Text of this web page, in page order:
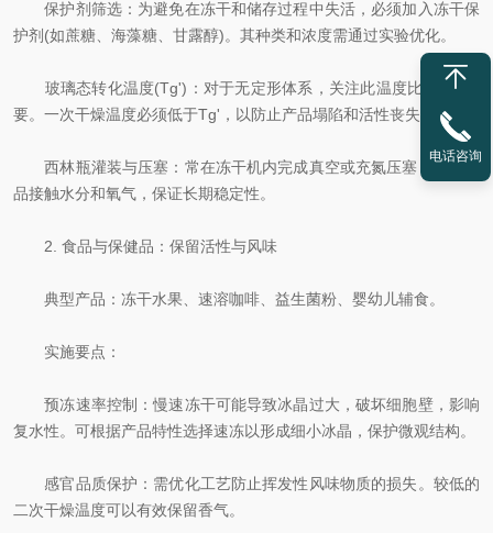
保护剂筛选：为避免在冻干和储存过程中失活，必须加入冻干保
护剂(如蔗糖、海藻糖、甘露醇)。其种类和浓度需通过实验优化。
玻璃态转化温度(Tg')：对于无定形体系，关注此温度比Teu更重
要。一次干燥温度必须低于Tg'，以防止产品塌陷和活性丧失。
西林瓶灌装与压塞：常在冻干机内完成真空或充氮压塞，避免产
品接触水分和氧气，保证长期稳定性。
2. 食品与保健品：保留活性与风味
典型产品：冻干水果、速溶咖啡、益生菌粉、婴幼儿辅食。
实施要点：
预冻速率控制：慢速冻干可能导致冰晶过大，破坏细胞壁，影响
复水性。可根据产品特性选择速冻以形成细小冰晶，保护微观结构。
感官品质保护：需优化工艺防止挥发性风味物质的损失。较低的
二次干燥温度可以有效保留香气。
电话咨询